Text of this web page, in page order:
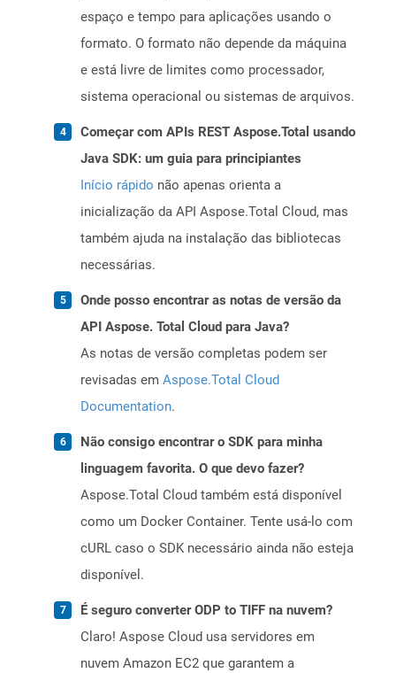
espaço e tempo para aplicações usando o
formato. O formato não depende da máquina
e está livre de limites como processador,
sistema operacional ou sistemas de arquivos.
Começar com APIs REST Aspose.Total usando
Java SDK: um guia para principiantes
Início rápido não apenas orienta a
inicialização da API Aspose.Total Cloud, mas
também ajuda na instalação das bibliotecas
necessárias.
Onde posso encontrar as notas de versão da
API Aspose. Total Cloud para Java?
As notas de versão completas podem ser
revisadas em Aspose.Total Cloud
Documentation.
Não consigo encontrar o SDK para minha
linguagem favorita. O que devo fazer?
Aspose.Total Cloud também está disponível
como um Docker Container. Tente usá-lo com
cURL caso o SDK necessário ainda não esteja
disponível.
É seguro converter ODP to TIFF na nuvem?
Claro! Aspose Cloud usa servidores em
nuvem Amazon EC2 que garantem a